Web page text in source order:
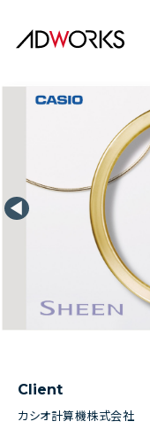
Client
カシオ計算機株式会社